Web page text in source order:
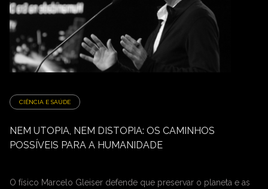
CIÊNCIA E SAÚDE
NEM UTOPIA, NEM DISTOPIA: OS CAMINHOS
POSSÍVEIS PARA A HUMANIDADE
O físico Marcelo Gleiser defende que preservar o planeta e as